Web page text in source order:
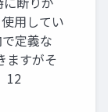
用してい
定義な
ますがそ
12